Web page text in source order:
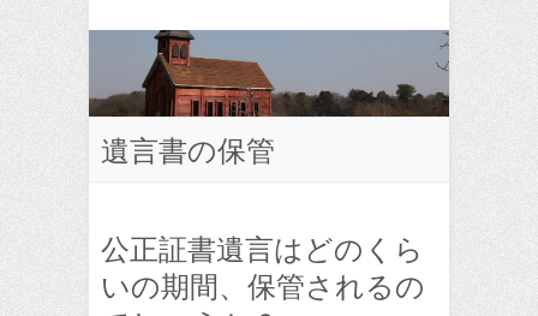
遺言書の保管
公正証書遺言はどのくら
いの期間、保管されるの